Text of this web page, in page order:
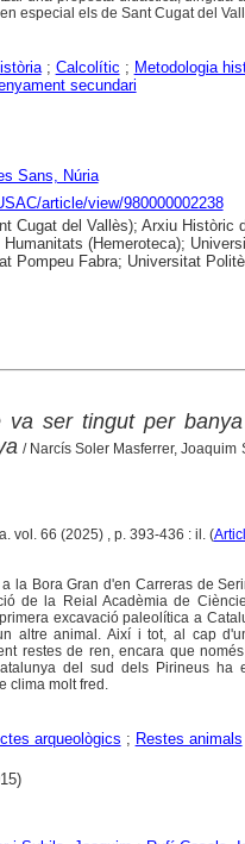
especial els de Sant Cugat del
; Calcolític ; Metodologia
secundari
Sans, Núria
article/view/980000002238
Cugat del Vallès); Arxiu Històric
(Hemeroteca);
Pompeu Fabra; Universitat
va ser tingut per
/ Narcís Soler Masferrer,
vol. 66 (2025) , p. 393-436 : il. (
la Bora Gran d'en Carreras de
de la Reial Acadèmia de
excavació paleolítica a
altre animal. Així i tot, al cap
restes de ren, encara que
del sud dels Pirineus ha
clima molt fred.
arqueològics ; Restes animals